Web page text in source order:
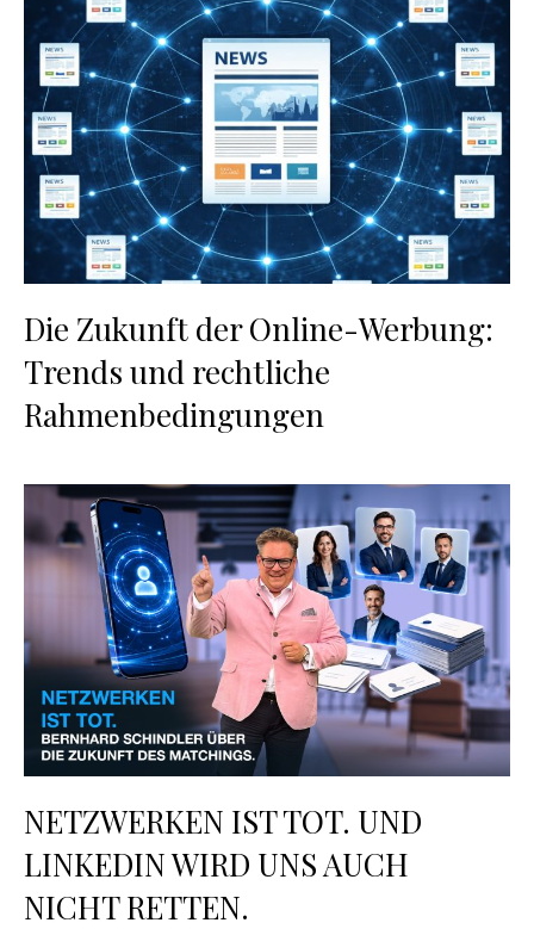
Die Zukunft der Online-Werbung:
Trends und rechtliche
Rahmenbedingungen
NETZWERKEN IST TOT. UND
LINKEDIN WIRD UNS AUCH
NICHT RETTEN.